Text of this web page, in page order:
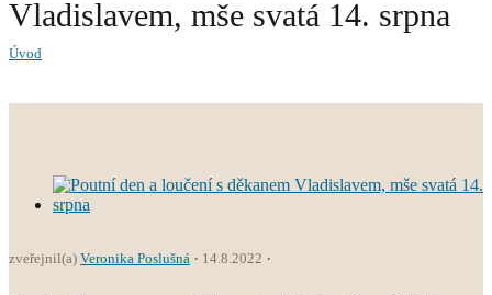
Vladislavem, mše svatá 14. srpna
Úvod
zveřejnil(a) Veronika Poslušná 14.8.2022